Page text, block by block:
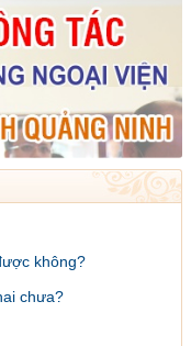
không?
chưa?